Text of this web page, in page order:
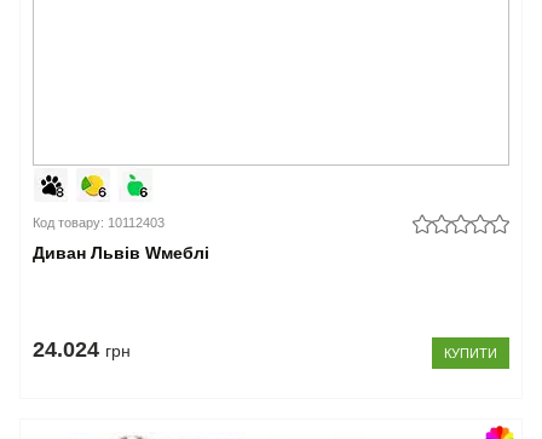
Код товару: 10112403
Диван Львів Wмеблі
24.024 грн КУПИТИ